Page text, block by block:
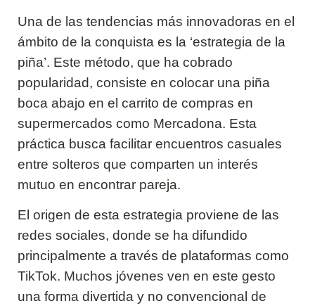
Una de las tendencias más innovadoras en el
ámbito de la conquista es la ‘estrategia de la
piña’. Este método, que ha cobrado
popularidad, consiste en colocar una piña
boca abajo en el carrito de compras en
supermercados como Mercadona. Esta
práctica busca facilitar encuentros casuales
entre solteros que comparten un interés
mutuo en encontrar pareja.
El origen de esta estrategia proviene de las
redes sociales, donde se ha difundido
principalmente a través de plataformas como
TikTok. Muchos jóvenes ven en este gesto
una forma divertida y no convencional de